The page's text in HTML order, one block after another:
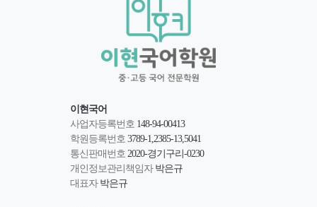
이현국어
사업자등록번호 148-94-00413
학원등록번호3789-1,2385-13,5041
통신판매번호2020-경기구리-0230
개인정보관리책임자박은규
대표자박은규